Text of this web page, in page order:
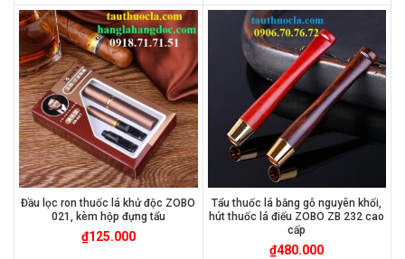
Đầu lọc ron thuốc lá khử độc ZOBO
021, kèm hộp đựng tẩu
₫125.000
Tẩu thuốc lá bằng gỗ nguyên khối,
hút thuốc lá điếu ZOBO ZB 232 cao
cấp
₫480.000